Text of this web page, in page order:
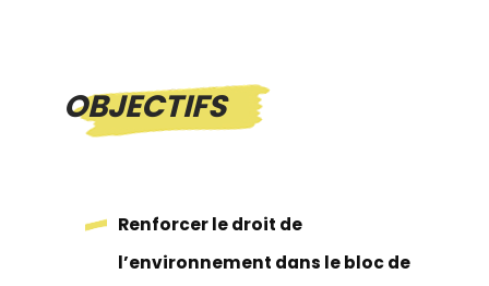
OBJECTIFS
Renforcer le droit de
l’environnement dans le bloc de